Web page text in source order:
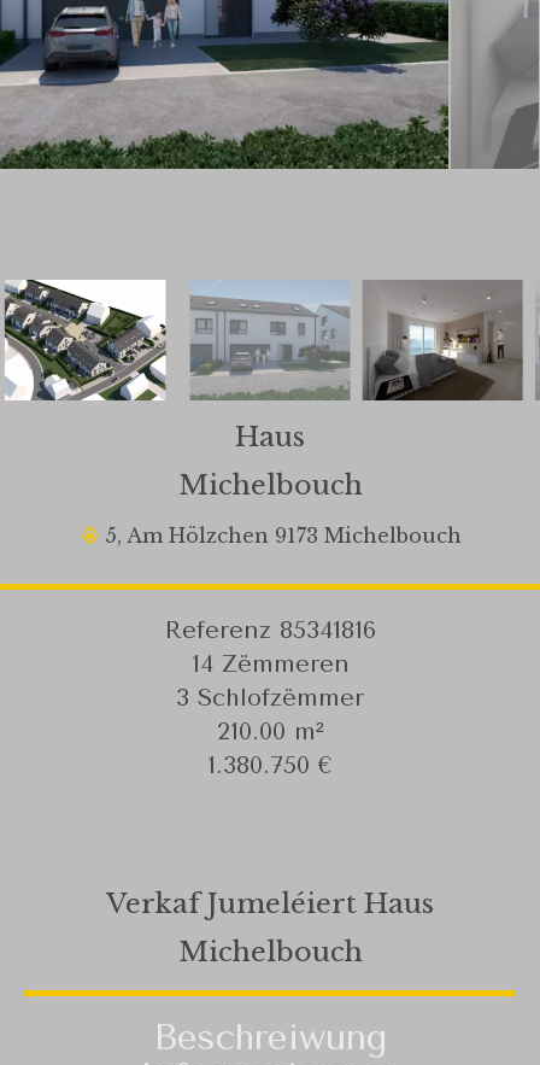
Haus
Michelbouch
5, Am Hölzchen 9173 Michelbouch
Referenz 85341816
14 Zëmmeren
3 Schlofzëmmer
210.00 m²
1.380.750 €
Verkaf Jumeléiert Haus
Michelbouch
Beschreiwung